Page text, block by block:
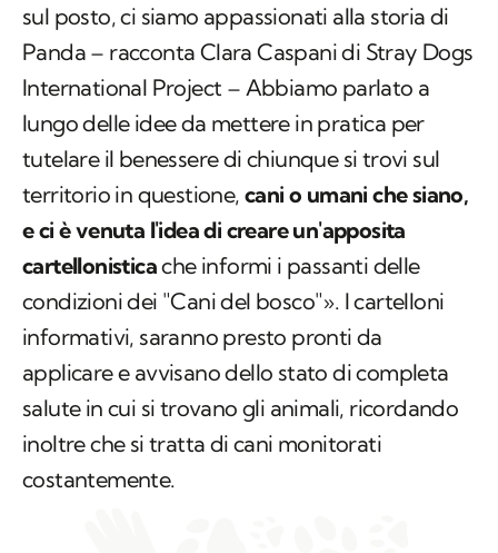
sul posto, ci siamo appassionati alla storia di
Panda – racconta Clara Caspani di Stray Dogs
International Project – Abbiamo parlato a
lungo delle idee da mettere in pratica per
tutelare il benessere di chiunque si trovi sul
territorio in questione, cani o umani che siano,
e ci è venuta l'idea di creare un'apposita
cartellonisticache informi i passanti delle
condizioni dei "Cani del bosco"». I cartelloni
informativi, saranno presto pronti da
applicare e avvisano dello stato di completa
salute in cui si trovano gli animali, ricordando
inoltre che si tratta di cani monitorati
costantemente.